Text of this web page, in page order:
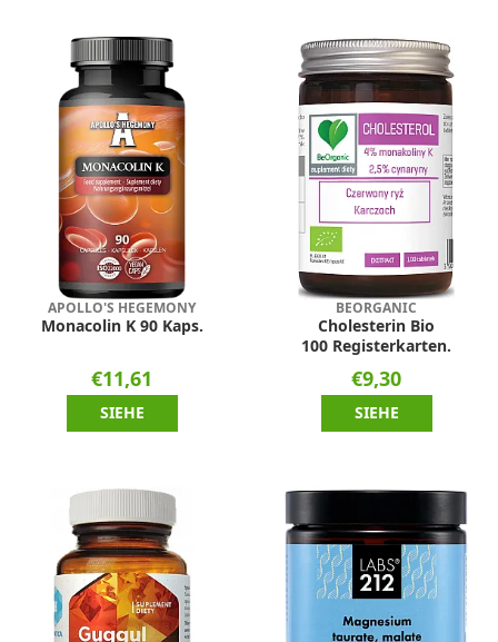
APOLLO'S HEGEMONY
Monacolin K 90 Kaps.
€11,61
SIEHE
BEORGANIC
Cholesterin Bio
100 Registerkarten.
€9,30
SIEHE